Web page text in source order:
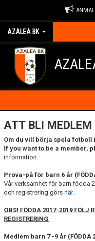
AZALEA BK
HEM
KONTAKTA OSS
BLI MEDLEM
IDROTTSSKADOR
ATT BLI
Om du vill börja spela fotboll
If you want to be a member,
information.
Prova-på för barn 6 år
Vår verksamhet för barn födda
och registrering görs här.
OBS! FÖDDA 2017-2019 FÖLJ
REGISTRERING
Medlem barn 7 -9 år (FÖDDA